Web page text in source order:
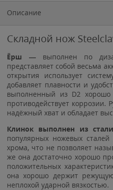
Описание
Складной нож
Ёрш — выполнен по
представляет собой весьма
открытия использует
добавляет плавности и
выполненный из D2
противодействует коррозии.
надёжный хват и обладает
Клинок выполнен из
популярных ножевых
хрома, что не позволяет
же она достаточно хорошо
положительных
она хорошо держит
неплохой ударной вязкостью.